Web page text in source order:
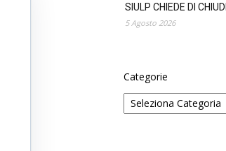
SIULP CHIEDE DI
5 Agosto 2026
Categorie